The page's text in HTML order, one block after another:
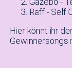
Raff - Self
Hier könnt ihr
Gewinnersongs